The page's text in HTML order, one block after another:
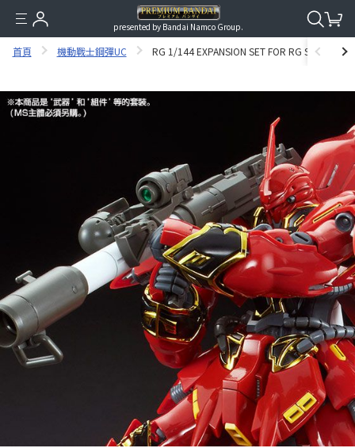
presented by Bandai Namco Group.
首頁 機動戰士鋼彈UC RG 1/144 EXPANSION SET FOR RG SINANJU